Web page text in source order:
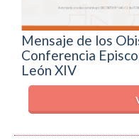
Mensaje de los
Conferencia
León XIV